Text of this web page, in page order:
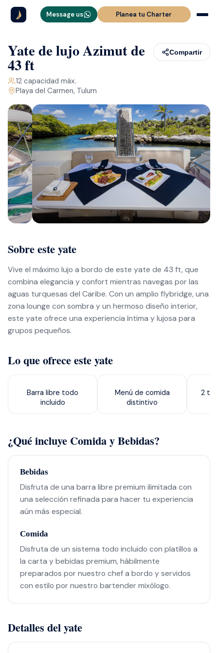
Message us Planea tu Charter
Yate de lujo Azimut de
43 ft
12 capacidad máx.
Playa del Carmen, Tulum
Compartir
Sobre este yate
Vive el máximo lujo a bordo de este yate de 43 ft, que
combina elegancia y confort mientras navegas por las
aguas turquesas del Caribe. Con un amplio flybridge, una
zona lounge con sombra y un hermoso diseño interior,
este yate ofrece una experiencia íntima y lujosa para
grupos pequeños.
Lo que ofrece este yate
Barra libre todo
incluido
Menú de comida
distintivo
2
¿Qué incluye Comida y Bebidas?
Bebidas
Disfruta de una barra libre premium ilimitada con
una selección refinada para hacer tu experiencia
aún más especial.
Comida
Disfruta de un sistema todo incluido con platillos a
la carta y bebidas premium, hábilmente
preparados por nuestro chef a bordo y servidos
con estilo por nuestro bartender mixólogo.
Detalles del yate